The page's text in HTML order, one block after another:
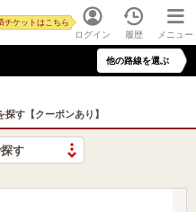
ログイン
チケットはこちら
履歴 メニュー
他の路線を選ぶ
す【クーポンあり】
す